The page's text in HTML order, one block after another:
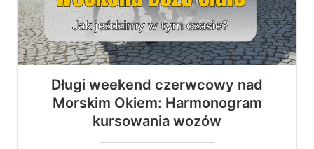
Długi weekend czerwcowy nad
Morskim Okiem: Harmonogram
kursowania wozów